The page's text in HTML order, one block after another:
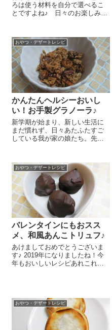
ろは使う材料を自分で選べるこ
とですよね♪ 日々のお楽しみだ
贅沢で嬉しい気がします＾＾。
今日は『オーガニックベーキン
グパウダー』を使ったチョコマ
フィンのレシピ...
おやつ・デザートレシピ
かんたんヘルシーおいし
い！お手製グラノーラ♪
新学期が始まり、新しい生活に
まだ慣れず、日々あたふたすご
している我が家の娘たち。先
初めての体験に痛い、痛いとつ
らい思いをした長女。もう二度
とあんな思いはしたくない！と
あれ以来、本人も...
おやつ・デザートレシピ
バレンタインにもおスス
メ、和風あんこトリュフ♪
あけましておめでとうございま
す♪ 2019年になりましたね！今
年もおいしいレシピあれこれ紹
あんこトリュフ 和洋折衷もおい
しいで...
おやつ・デザートレシピ